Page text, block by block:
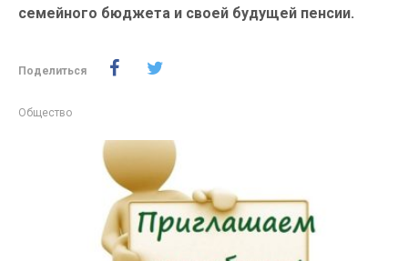
семейного бюджета и своей будущей пенсии.
Поделиться
Общество